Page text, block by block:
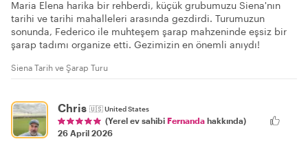
Maria Elena harika bir rehberdi, küçük grubumuzu Siena'nın
tarihi ve tarihi mahalleleri arasında gezdirdi. Turumuzun
sonunda, Federico ile muhteşem şarap mahzeninde eşsiz bir
şarap tadımı organize etti. Gezimizin en önemli anıydı!
Siena Tarih ve Şarap Turu
Chris 🇺🇸United States
(Yerel ev sahibi Fernanda hakkında)
26 April 2026